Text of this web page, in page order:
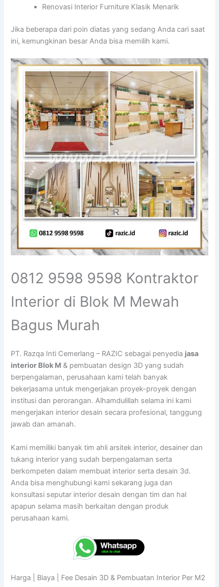
Renovasi Interior Furniture Klasik Menarik
Jika beberapa dari poin diatas yang sedang Anda cari saat
ini, kemungkinan besar Anda bisa memilih kami.
0812 9598 9598 Kontraktor
Interior di Blok M Mewah
Bagus Murah
PT. Razqa Inti Cemerlang – RAZIC sebagai penyedia jasa
interior Blok M & pembuatan design 3D yang sudah
berpengalaman, perusahaan kami telah banyak
bekerjasama untuk mengerjakan proyek-proyek dengan
institusi dan perorangan. Alhamdulillah selama ini kami
mengerjakan interior desain secara profesional, tanggung
jawab dan amanah.
Kami memiliki banyak tim ahli arsitek interior, desainer dan
tukang interior yang sudah berpengalaman serta
berkompeten dalam membuat interior serta desain 3d.
Anda bisa menghubungi kami sekarang juga dan
konsultasi seputar interior desain dengan tim dan hal
apapun selama masih berkaitan dengan produk
perusahaan kami.
Harga | Biaya | Fee Desain 3D & Pembuatan Interior Per M2